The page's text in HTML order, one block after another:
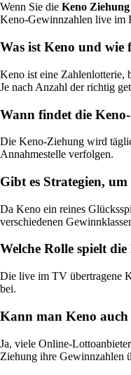
Wenn Sie die Keno
Keno-Gewinnzahlen live im
Was ist Keno und wie
Keno ist eine Zahlenlotterie,
Je nach Anzahl der richtig
Wann findet die
Die Keno-Ziehung wird
Annahmestelle verfolgen.
Gibt es Strategien,
Da Keno ein reines
verschiedenen
Welche Rolle spielt
Die live im TV übertragene
bei.
Kann man Keno auch
Ja, viele Online-
Ziehung ihre Gewinnzahlen